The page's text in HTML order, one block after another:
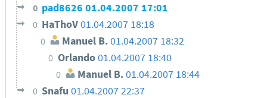
0 pad862601.04.2007 17:01
0 HaThoV01.04.2007 18:18
0 Manuel B. 01.04.2007 18:32
0 Orlando01.04.2007 18:40
0 Manuel B.01.04.2007 18:44
0 Snafu01.04.2007 22:37